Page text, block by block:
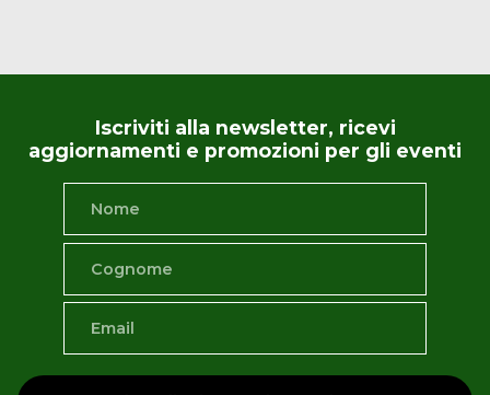
Iscriviti alla newsletter, ricevi
aggiornamenti e promozioni per gli eventi